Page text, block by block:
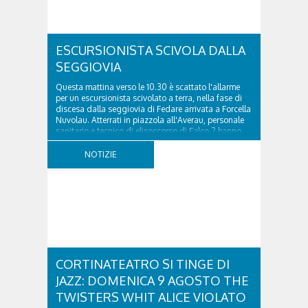
ESCURSIONISTA SCIVOLA DALLA
SEGGIOVIA
Questa mattina verso le 10.30 è scattato l'allarme
per un escursionista scivolato a terra, nella fase di
discesa dalla seggiovia di Fedare arrivata a Forcella
Nuvolau. Atterrati in piazzola all'Averau, personale
sanitario e tecnico di elisoccorso di Falco 2 hanno
raggiunto il 74enne di Teolo...
NOTIZIE
CORTINATEATRO SI TINGE DI
JAZZ: DOMENICA 9 AGOSTO THE
TWISTERS WHIT ALICE VIOLATO